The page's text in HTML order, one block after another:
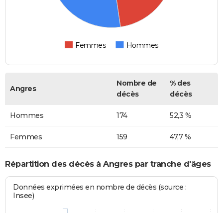
Femmes Hommes
Angres
Nombre de
décès
% des
décès
Hommes 174 52,3 %
Femmes 159 47,7 %
Répartition des décès à Angres par tranche d'âges
Données exprimées en nombre de décès (source :
Insee)